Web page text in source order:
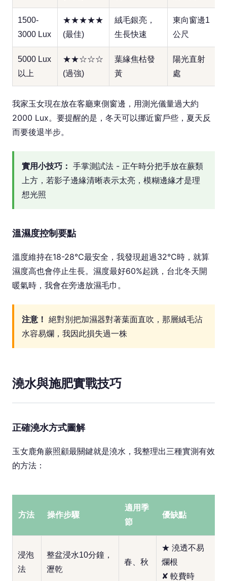
1500-
3000 Lux
★★★★★
(最佳)
絨毛銀亮，
生長快速
東向窗邊1
公尺
5000 Lux
以上
★★☆☆☆
(過強)
葉緣焦枯發
黃
陽光直射
處
我家玉女現在放在客廳東側窗邊，用測光儀量過大約
2000 Lux。要提醒的是，冬天可以挪近窗戶些，夏天反
而要後退半步。
實用小技巧： 手掌測試法 - 正午時分把手放在蕨類
上方，若影子邊緣清晰表示太亮，模糊邊緣才是理
想光照
溫濕度控制要點
溫度維持在18-28℃最安全，我發現超過32℃時，就算
濕度高也會停止生長。濕度最好60%起跳，台北冬天開
暖氣時，我會在旁邊放濕毛巾。
注意！ 絕對別把加濕器對著葉面直吹，那層絨毛沾
水容易爛，我因此損失過一株
澆水與施肥實戰技巧
正確澆水方式圖解
玉女鹿角蕨照顧最關鍵就是澆水，我整理出三種實測有效
的方法：
方法 操作步驟
適用季
節
優缺點
浸泡
法
整盆浸水10分鐘，
瀝乾
春、秋
★ 澆透不易
爛根
✘ 較費時